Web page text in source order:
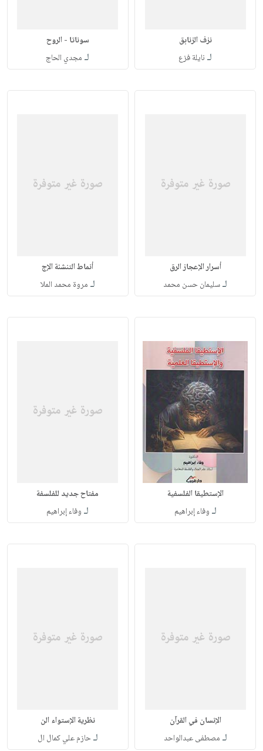
نزف الزنابق
لـ نايلة فزع
سوناتا - الروح
لـ مجدي الحاج
أسرار الإعجاز الرق
لـسليمان حسن محمد
أنماط التنشئة الإج
لـ مروة محمد الملا
الإستطيقا الفلسفية
لـ وفاء إبراهيم
مفتاح جديد للفلسفة
لـ وفاء إبراهيم
الإنسان في القرآن
لـ مصطفى عبدالواحد
نظرية الإستواء الن
لـحازم علي كمال ال